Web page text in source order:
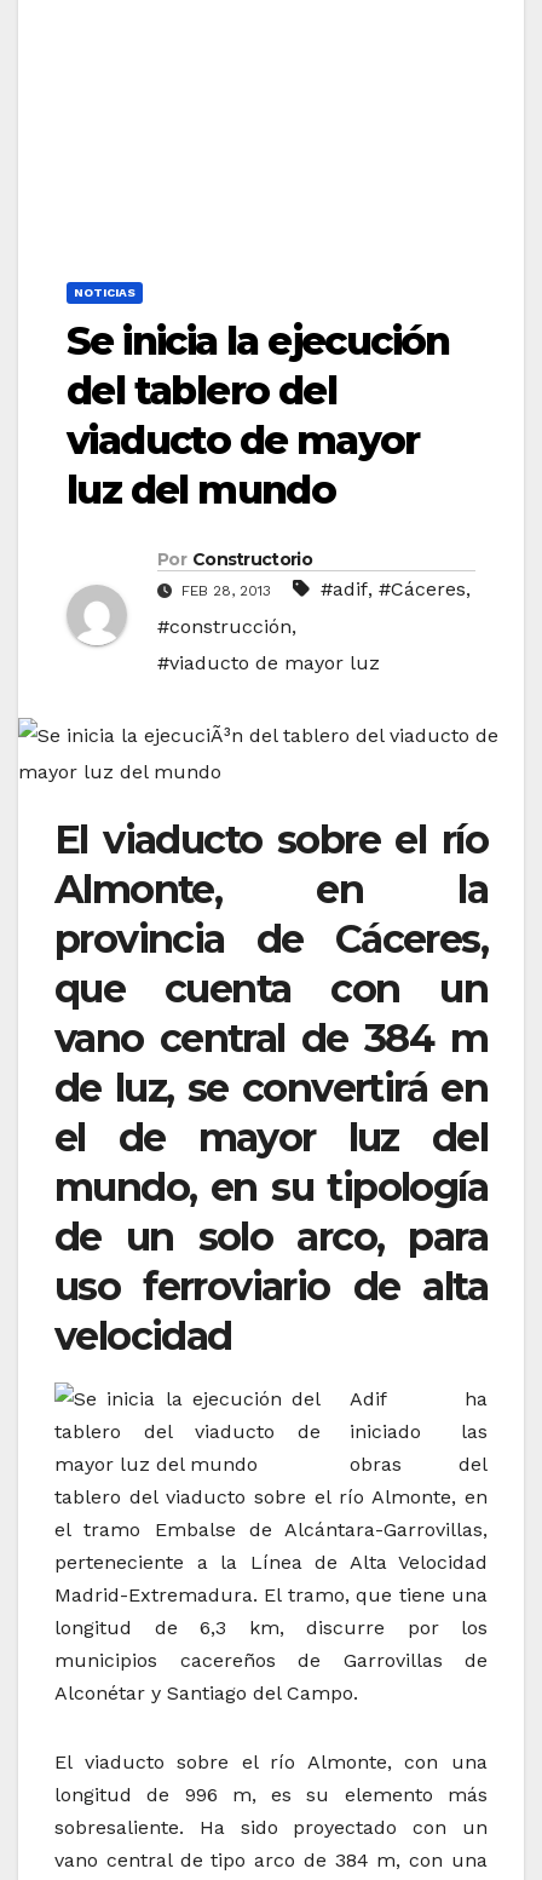
NOTICIAS
Se inicia la ejecución
del tablero del
viaducto de mayor
luz del mundo
Por Constructorio
FEB 28, 2013 #adif, #Cáceres,
#construcción,
#viaducto de mayor luz
El viaducto sobre el río
Almonte, en la
provincia de Cáceres,
que cuenta con un
vano central de 384 m
de luz, se convertirá en
el de mayor luz del
mundo, en su tipología
de un solo arco, para
uso ferroviario de alta
velocidad
Adif ha
iniciado las
obras del
tablero del viaducto sobre el río Almonte, en
el tramo Embalse de Alcántara-Garrovillas,
perteneciente a la Línea de Alta Velocidad
Madrid-Extremadura. El tramo, que tiene una
longitud de 6,3 km, discurre por los
municipios cacereños de Garrovillas de
Alconétar y Santiago del Campo.
El viaducto sobre el río Almonte, con una
longitud de 996 m, es su elemento más
sobresaliente. Ha sido proyectado con un
vano central de tipo arco de 384 m, con una